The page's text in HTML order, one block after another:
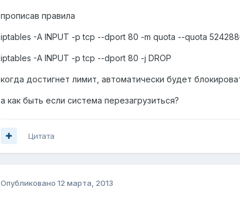
прописав правила
iptables -A INPUT -p tcp --dport 80 -m quota --quota
iptables -A INPUT -p tcp --dport 80 -j DROP
когда достигнет лимит, автоматически будет
а как быть если система перезагрузиться?
Цитата
Опубликовано 12 марта, 2013